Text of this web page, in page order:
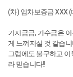
(차) 임차보증금 XXX
가지급금, 가수금은
게 느껴지실 것 같습
그럼에도 불구하고
라 믿습니다!!